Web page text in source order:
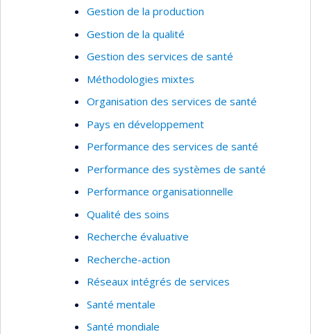
Gestion de la production
Gestion de la qualité
Gestion des services de santé
Méthodologies mixtes
Organisation des services de santé
Pays en développement
Performance des services de santé
Performance des systèmes de santé
Performance organisationnelle
Qualité des soins
Recherche évaluative
Recherche-action
Réseaux intégrés de services
Santé mentale
Santé mondiale